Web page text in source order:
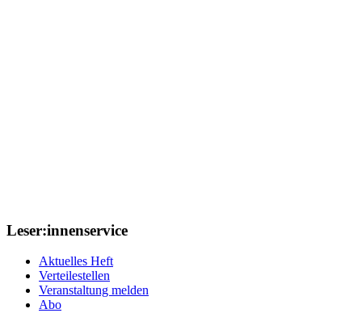
Leser:innenservice
Aktuelles Heft
Verteilestellen
Veranstaltung melden
Abo